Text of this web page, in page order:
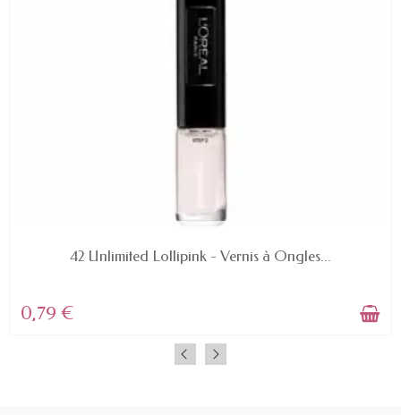
42 Unlimited Lollipink - Vernis à Ongles...
0,79 €